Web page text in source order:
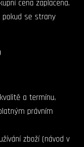
cena zaplacena,
pokud se strany
a termínu,
právním
zboží (návod v